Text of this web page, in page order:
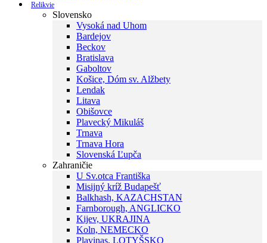
Relikvie
Slovensko
Vysoká nad Uhom
Bardejov
Beckov
Bratislava
Gaboltov
Košice, Dóm sv. Alžbety
Lendak
Litava
Obišovce
Plavecký Mikuláš
Trnava
Trnava Hora
Slovenská Ľupča
Zahraničie
U Sv.otca Františka
Misijný kríž Budapešť
Balkhash, KAZACHSTAN
Farnborough, ANGLICKO
Kijev, UKRAJINA
Koln, NEMECKO
Pļaviņas, LOTYŠSKO